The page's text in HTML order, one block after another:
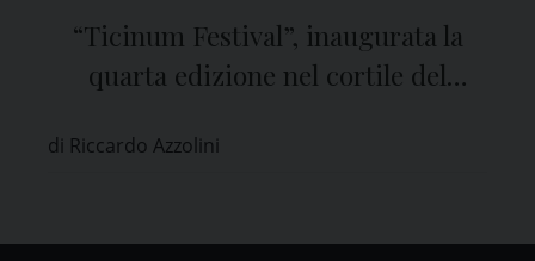
“Ticinum Festival”, inaugurata la
quarta edizione nel cortile del
di Riccardo Azzolini